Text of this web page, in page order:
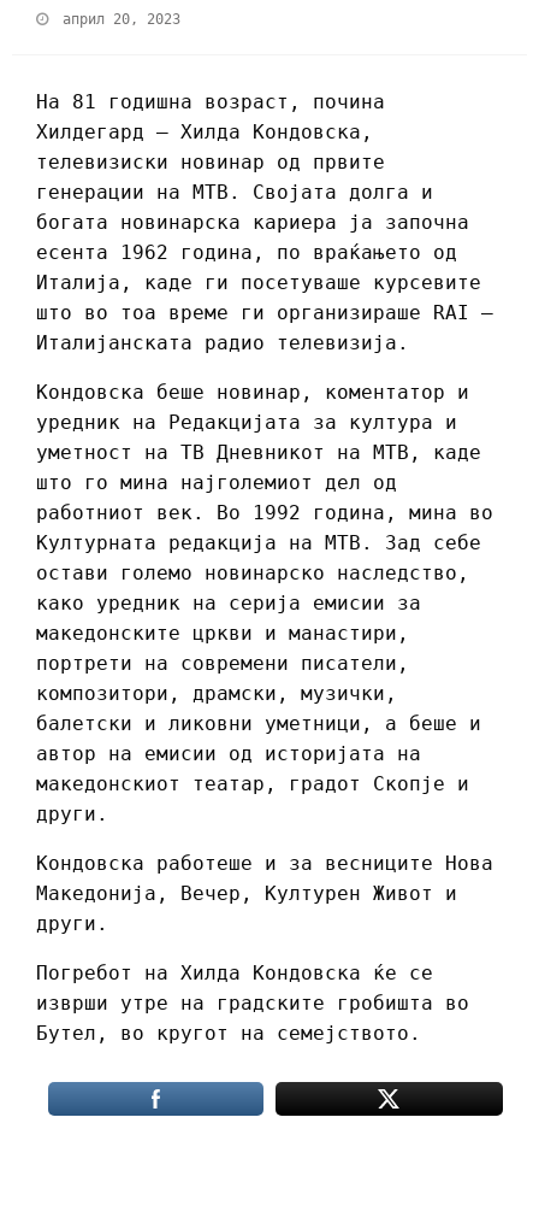
април 20, 2023
На 81 годишна возраст, почина
Хилдегард – Хилда Кондовска,
телевизиски новинар од првите
генерации на МТВ. Својата долга и
богата новинарска кариера ја започна
есента 1962 година, по враќањето од
Италија, каде ги посетуваше курсевите
што во тоа време ги организираше RAI –
Италијанската радио телевизија.
Кондовска беше новинар, коментатор и
уредник на Редакцијата за култура и
уметност на ТВ Дневникот на МТВ, каде
што го мина најголемиот дел од
работниот век. Во 1992 година, мина во
Културната редакција на МТВ. Зад себе
остави големо новинарско наследство,
како уредник на серија емисии за
македонските цркви и манастири,
портрети на современи писатели,
композитори, драмски, музички,
балетски и ликовни уметници, а беше и
автор на емисии од историјата на
македонскиот театар, градот Скопје и
други.
Кондовска работеше и за весниците Нова
Македонија, Вечер, Културен Живот и
други.
Погребот на Хилда Кондовска ќе се
изврши утре на градските гробишта во
Бутел, во кругот на семејството.